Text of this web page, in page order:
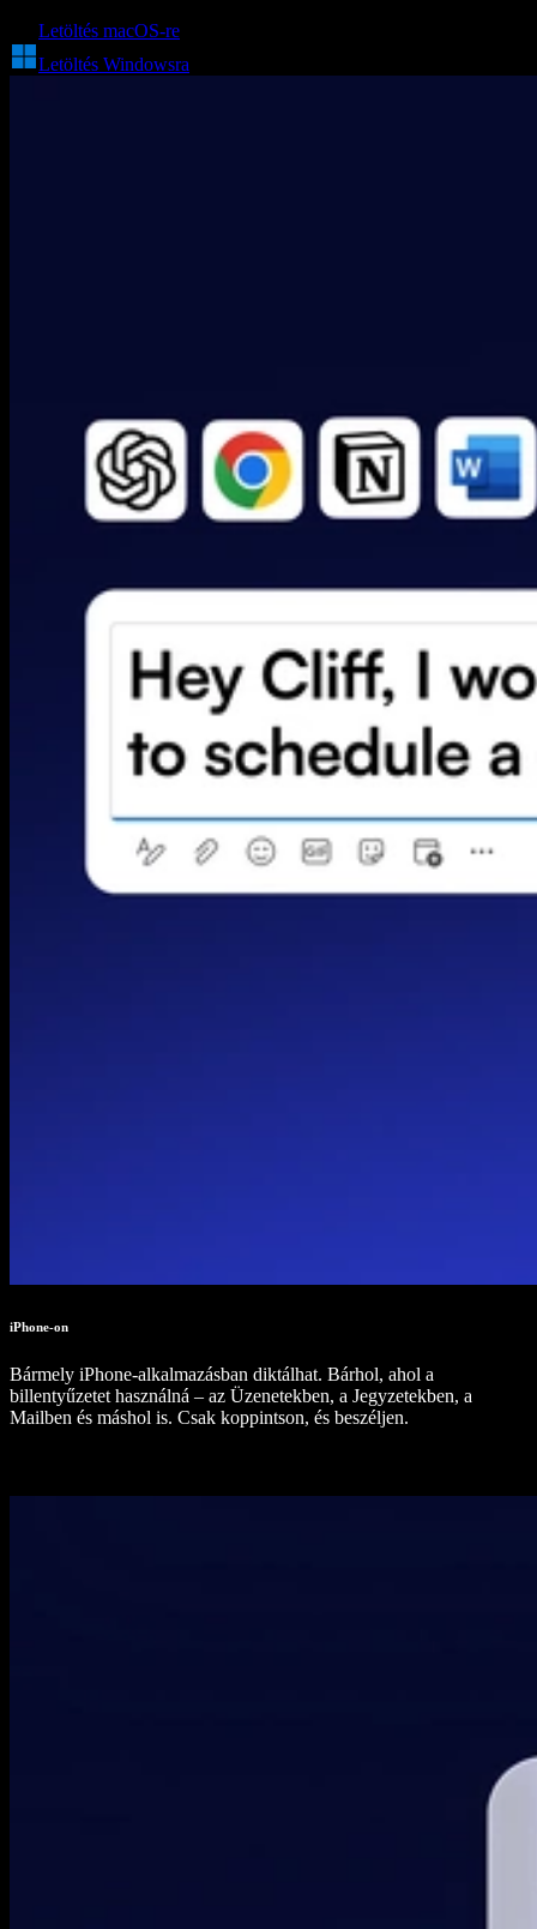
Letöltés macOS-re
Letöltés Windowsra
iPhone-on
Bármely iPhone-alkalmazásban diktálhat. Bárhol, ahol a
billentyűzetet használná – az Üzenetekben, a Jegyzetekben, a
Mailben és máshol is. Csak koppintson, és beszéljen.